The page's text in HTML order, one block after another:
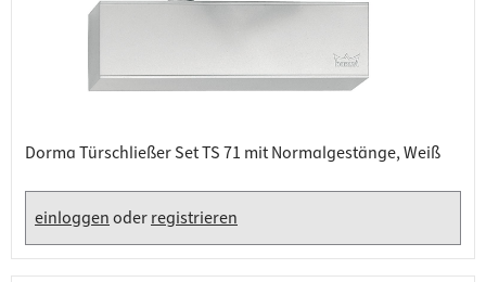
Dorma Türschließer Set TS 71 mit Normalgestänge, Weiß
einloggenoderregistrieren